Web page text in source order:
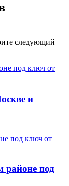
следующий
от
и
от
районе под